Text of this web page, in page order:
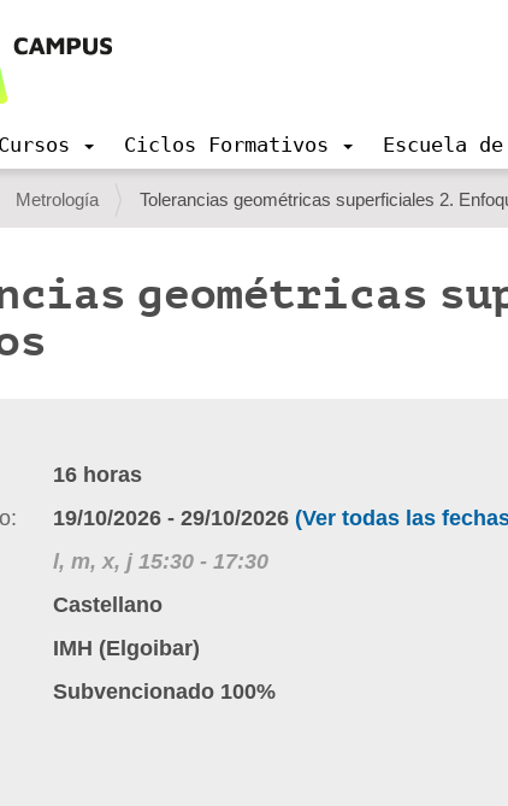
Cursos Ciclos Formativos Escuela
Metrología Tolerancias geométricas superficiales 2.
geométricas
16 horas
19/10/2026- 29/10/2026 (Ver todas las
l, m, x, j 15:30- 17:30
Castellano
IMH (Elgoibar)
Subvencionado 100%